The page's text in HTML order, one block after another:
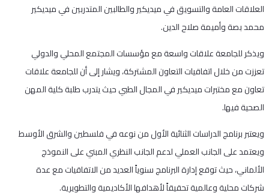
العلاقات العامة والتسويق في ميديكير والطالبين المتدربين في ميديكير
محمد بصة وأميمة صلاح الدين.
ويذكر للجامعة علاقات واسعة مع مؤسسات المجتمع المحلي والدولي
تعززت من خلال اتفاقيات التعاون المشتركة، ويشار إلى أن للجامعة علاقات
تعاون مع مختبرات ميديكير في المجال الطبي حيث يتدرب طلبة كلية المهن
الصحية فيها.
ويعتبر برنامج الدراسات الثنائية الأول من نوعه في فلسطين والشرق الأوسط
ويعتمد على الجانب العملي لدعم الجانب النظري المبني على النموذج
الألماني، حيث توقع إدارة البرنامج سنوياً العديد من الاتفاقيات مع عدة
شركات محلية وعالمية تحقيقاً لأهدافها الأكاديمية والتطويرية.